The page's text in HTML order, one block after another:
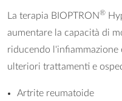
La terapia BIOPTRON®
aumentare la capacità di
riducendo l'infiammazione
ulteriori trattamenti e
Artrite reumatoide